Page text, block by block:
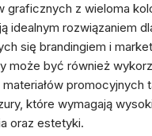
graficznych z wieloma
idealnym rozwiązaniem
się brandingiem i
może być również
promocyjnych
które wymagają
oraz estetyki.